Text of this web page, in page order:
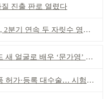
진출 판로 열렸다
연속 두 자릿수 영업이익률 기록
얼굴로 배우 ‘문가영’ 발탁
·등록 대수술… 시험자료 공용 허용